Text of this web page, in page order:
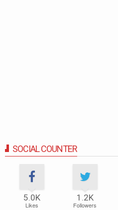
SOCIAL COUNTER
5.0Κ
Likes
1.2Κ
Followers